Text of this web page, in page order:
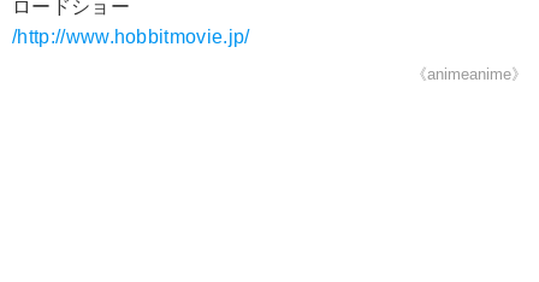
ロードショー
/http://www.hobbitmovie.jp/
《animeanime》